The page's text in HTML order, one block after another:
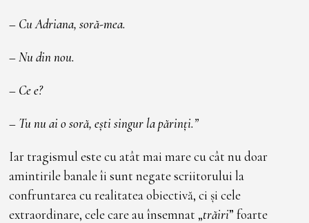
– Cu Adriana, soră-mea.
– Nu din nou.
– Ce e?
– Tu nu ai o soră, ești singur la părinți.”
Iar tragismul este cu atât mai mare cu cât nu doar
amintirile banale îi sunt negate scriitorului la
confruntarea cu realitatea obiectivă, ci și cele
extraordinare, cele care au însemnat „trăiri” foarte